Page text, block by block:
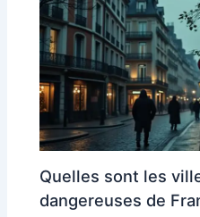
Quelles sont les
dangereuses de